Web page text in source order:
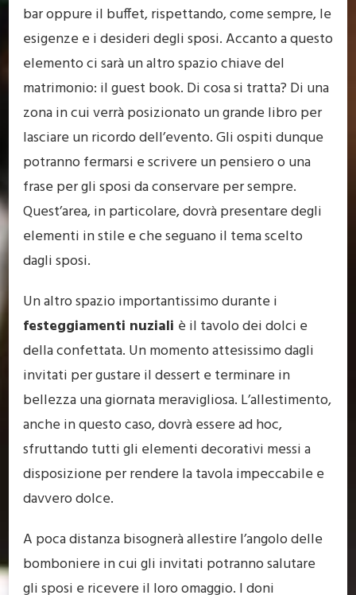
bar oppure il buffet, rispettando, come sempre, le
esigenze e i desideri degli sposi. Accanto a questo
elemento ci sarà un altro spazio chiave del
matrimonio: il guest book. Di cosa si tratta? Di una
zona in cui verrà posizionato un grande libro per
lasciare un ricordo dell’evento. Gli ospiti dunque
potranno fermarsi e scrivere un pensiero o una
frase per gli sposi da conservare per sempre.
Quest’area, in particolare, dovrà presentare degli
elementi in stile e che seguano il tema scelto
dagli sposi.
Un altro spazio importantissimo durante i
festeggiamenti nuziali è il tavolo dei dolci e
della confettata. Un momento attesissimo dagli
invitati per gustare il dessert e terminare in
bellezza una giornata meravigliosa. L’allestimento,
anche in questo caso, dovrà essere ad hoc,
sfruttando tutti gli elementi decorativi messi a
disposizione per rendere la tavola impeccabile e
davvero dolce.
A poca distanza bisognerà allestire l’angolo delle
bomboniere in cui gli invitati potranno salutare
gli sposi e ricevere il loro omaggio. I doni